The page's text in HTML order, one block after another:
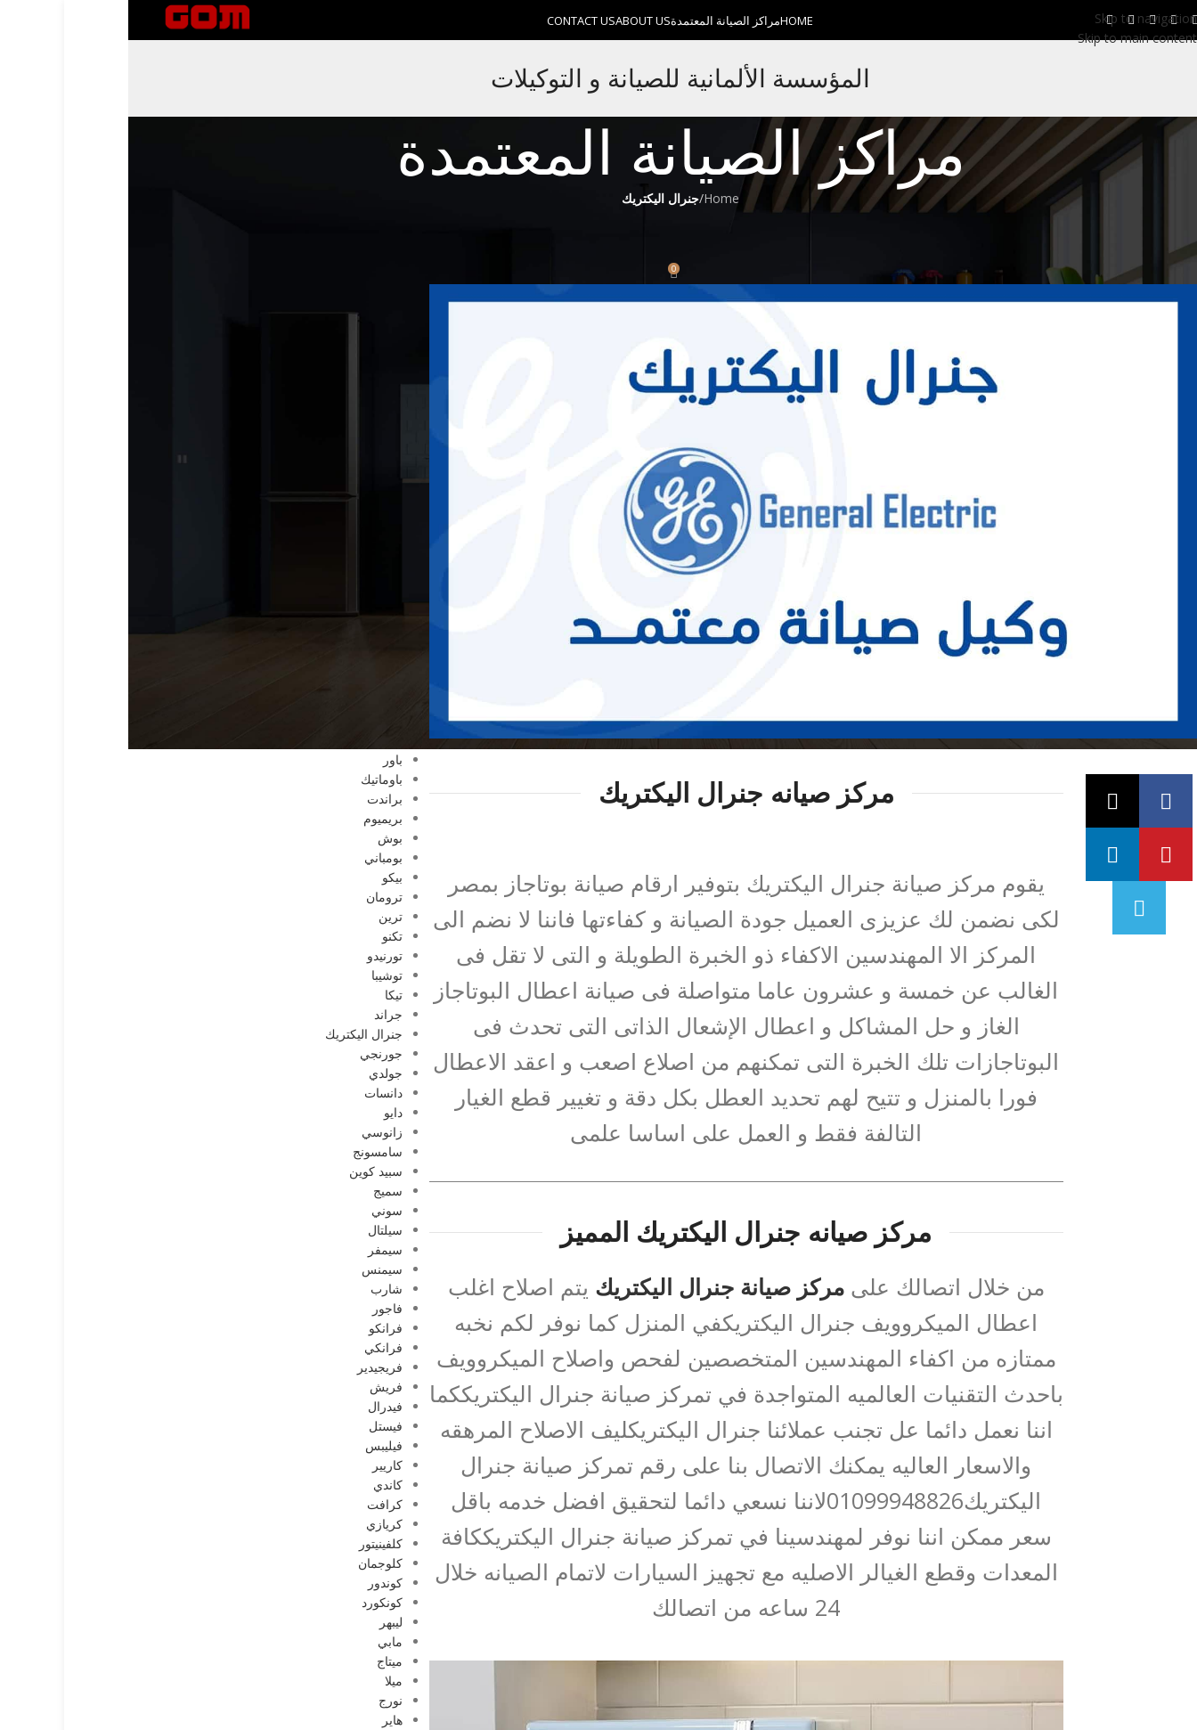
Skip to navigation
Skip to main content
HOMEمراكز الصيانة المعتمدةABOUT US
CONTACT US
المؤسسة الألمانية للصيانة و التوكيلات
مراكز الصيانة المعتمدة
Home
/جنرال اليكتريك
Posted by
0
مركز صيانه جنرال اليكتريك
يقوم مركز صيانة جنرال اليكتريك بتوفير ارقام صيانة بوتاجاز بمصر
لكى نضمن لك عزيزى العميل جودة الصيانة و كفاءتها فاننا لا نضم الى
المركز الا المهندسين الاكفاء ذو الخبرة الطويلة و التى لا تقل فى
الغالب عن خمسة و عشرون عاما متواصلة فى صيانة اعطال البوتاجاز
الغاز و حل المشاكل و اعطال الإشعال الذاتى التى تحدث فى
البوتاجازات تلك الخبرة التى تمكنهم من اصلاع اصعب و اعقد الاعطال
فورا بالمنزل و تتيح لهم تحديد العطل بكل دقة و تغيير قطع الغيار
التالفة فقط و العمل على اساسا علمى
مركز صيانه جنرال اليكتريك المميز
من خلال اتصالك علىمركز صيانة جنرال اليكتريك يتم اصلاح اغلب
اعطال الميكروويف جنرال اليكتريكفي المنزل كما نوفر لكم نخبه
ممتازه من اكفاء المهندسين المتخصصين لفحص واصلاح الميكروويف
باحدث التقنيات العالميه المتواجدة في تمركز صيانة جنرال اليكتريككما
اننا نعمل دائما عل تجنب عملائنا جنرال اليكتريكليف الاصلاح المرهقه
والاسعار العاليه يمكنك الاتصال بنا على رقم تمركز صيانة جنرال
اليكتريك01099948826لاننا نسعي دائما لتحقيق افضل خدمه باقل
سعر ممكن اننا نوفر لمهندسينا في تمركز صيانة جنرال اليكتريككافة
المعدات وقطع الغيالر الاصليه مع تجهيز السيارات لاتمام الصيانه خلال
24 ساعه من اتصالك
الكتروستار
باور
باوماتيك
براندت
بريميوم
بوش
بومباني
بيكو
ترومان
ترين
تكنو
تورنيدو
توشيبا
تيكا
جراند
جنرال اليكتريك
جورنجي
جولدي
دانسات
دايو
زانوسي
سامسونج
سبيد كوين
سميج
سوني
سيلتال
سيمفر
سيمنس
شارب
فاجور
فرانكو
فرانكي
فريجيدير
فريش
فيدرال
فيستل
فيليبس
كاريير
كاندي
كرافت
كريازي
كلفينيتور
كلوجمان
كوندور
كونكورد
ليبهر
مابي
ميتاج
ميلا
نورج
هاير